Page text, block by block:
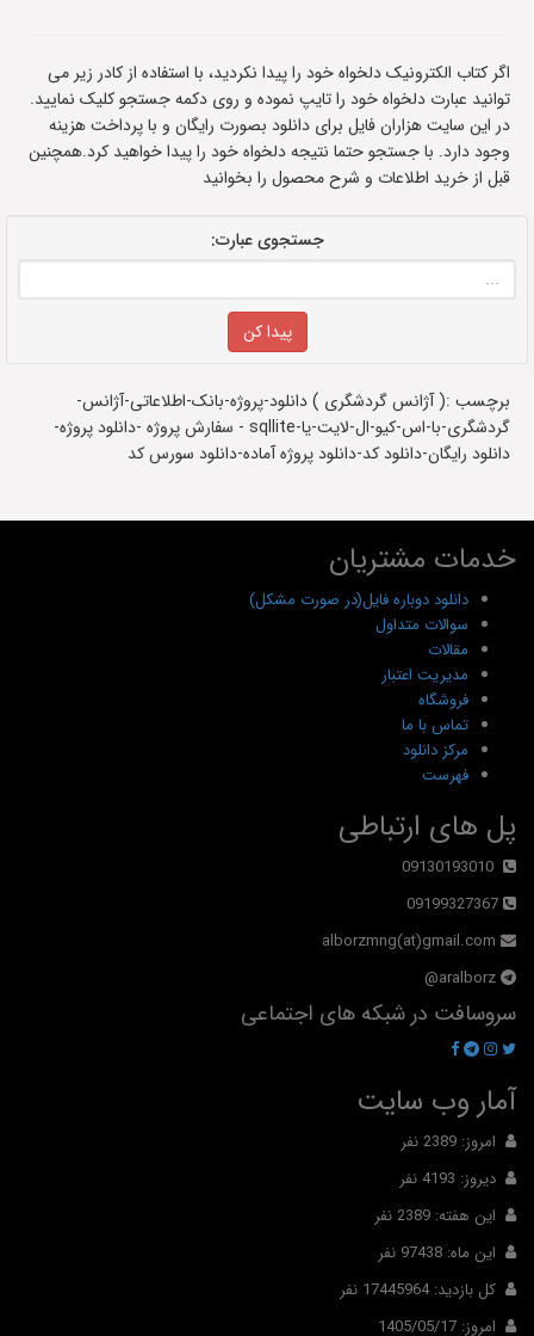
اگر کتاب الکترونیک دلخواه خود را پیدا نکردید، با استفاده از کادر زیر می
توانید عبارت دلخواه خود را تایپ نموده و روی دکمه جستجو کلیک نمایید.
در این سایت هزاران فایل برای دانلود بصورت رایگان و با پرداخت هزینه
وجود دارد. با جستجو حتما نتیجه دلخواه خود را پیدا خواهید کرد.همچنین
قبل از خرید اطلاعات و شرح محصول را بخوانید
جستجوی عبارت:
برچسب :( آژانس گردشگری ) دانلود-پروژه-بانک-اطلاعاتی-آژانس-
گردشگری-با-اس-کیو-ال-لایت-یا-sqllite - سفارش پروژه -دانلود پروژه-
دانلود رایگان-دانلود کد-دانلود پروژه آماده-دانلود سورس کد
خدمات مشتریان
دانلود دوباره فایل(در صورت مشکل)
سوالات متداول
مقالات
مدیریت اعتبار
فروشگاه
تماس با ما
مرکز دانلود
فهرست
پل های ارتباطی
09130193010
09199327367
alborzmng(at)gmail.com
aralborz@
سروسافت در شبکه های اجتماعی
آمار وب سایت
امروز: 2389 نفر
دیروز: 4193 نفر
این هفته: 2389 نفر
این ماه: 97438 نفر
کل بازدید: 17445964 نفر
امروز: 1405/05/17